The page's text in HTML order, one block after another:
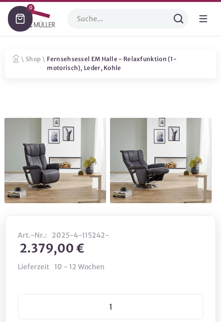
0
\ Shop \ Fernsehsessel EM Halle - Relaxfunktion (1-
motorisch), Leder, Kohle
Art.-Nr.: 2025-4-115242-
2.379,00 €
Lieferzeit 10 - 12 Wochen